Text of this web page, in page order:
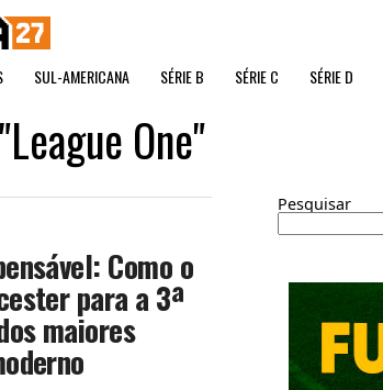
SUL-AMERICANA SÉRIE B SÉRIE C SÉRIE D
One"
Como o
para a 3ª
maiores
Pesquisar